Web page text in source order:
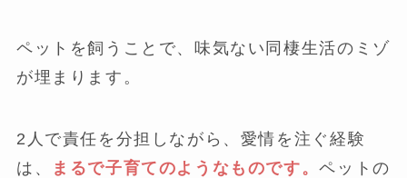
ペットを飼うことで、味気ない同棲生活のミゾ
が埋まります。
2人で責任を分担しながら、愛情を注ぐ経験
は、
まるで子育てのようなものです。ペットの